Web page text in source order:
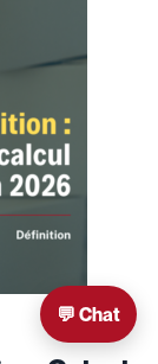
💬 Chat